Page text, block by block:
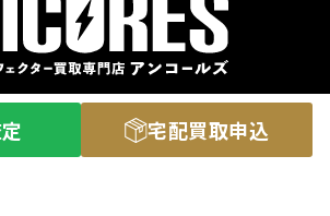
宅配買取申込
〒640-8255
市和歌山市舟津町３丁目３
時間 11：00〜20：00